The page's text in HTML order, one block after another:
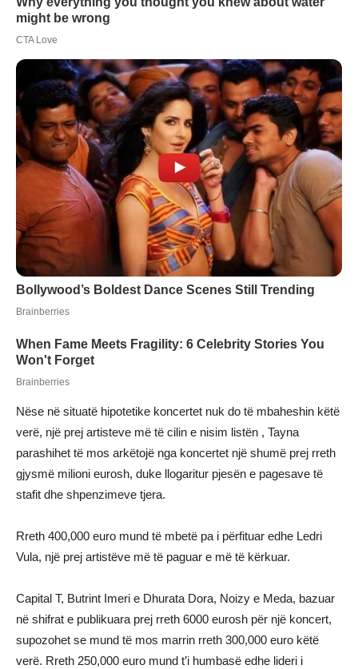
Nëse në situatë hipotetike koncertet nuk do të mbaheshin këtë
verë, një prej artisteve më të cilin e nisim listën , Tayna
parashihet të mos arkëtojë nga koncertet një shumë prej rreth
gjysmë milioni eurosh, duke llogaritur pjesën e pagesave të
stafit dhe shpenzimeve tjera.
Rreth 400,000 euro mund të mbetë pa i përfituar edhe Ledri
Vula, një prej artistëve më të paguar e më të kërkuar.
Capital T, Butrint Imeri e Dhurata Dora, Noizy e Meda, bazuar
në shifrat e publikuara prej rreth 6000 eurosh për një koncert,
supozohet se mund të mos marrin rreth 300,000 euro këtë
verë. Rreth 250,000 euro mund t’i humbasë edhe lideri i